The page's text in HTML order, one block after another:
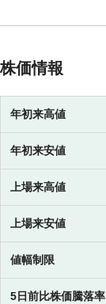
株価情報
年初来高値
年初来安値
上場来高値
上場来安値
値幅制限
5日前比株価騰落率